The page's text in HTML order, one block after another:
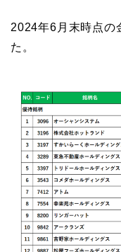
2024年6月末時点の
た。